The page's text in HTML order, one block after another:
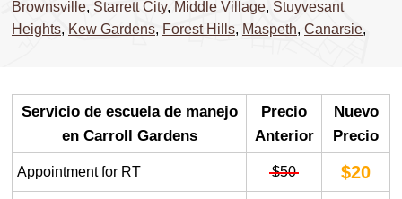
Brownsville, Starrett City, Middle Village, Stuyvesant
Heights, Kew Gardens, Forest Hills, Maspeth, Canarsie,
Servicio de escuela de manejo
en Carroll Gardens
Precio
Anterior
Nuevo
Precio
Appointment for RT $50 $20